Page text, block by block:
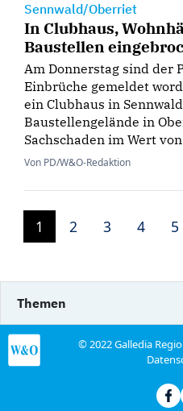
Sennwald/Oberriet
In Clubhaus,
Baustellen
Am Donnerstag sind der
Einbrüche gemeldet
ein Clubhaus in
Baustellengelände in
Sachschaden im Wert
Von PD/W&O-Redaktion
1 2 3 4 5
Themen
© 2022 Galledia